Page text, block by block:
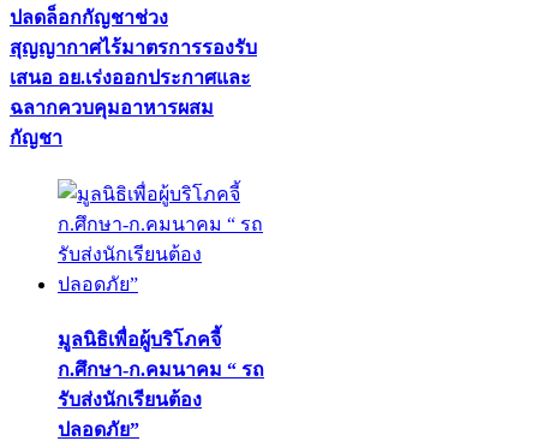
ปลดล็อกกัญชาช่วง
สุญญากาศไร้มาตรการรองรับ
เสนอ อย.เร่งออกประกาศและ
ฉลากควบคุมอาหารผสม
กัญชา
มูลนิธิเพื่อผู้บริโภคจี้
ก.ศึกษา-ก.คมนาคม “ รถ
รับส่งนักเรียนต้อง
ปลอดภัย”